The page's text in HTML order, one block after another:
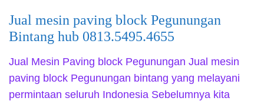
Jual mesin paving block Pegunungan
Bintang hub 0813.5495.4655
Jual Mesin Paving block Pegunungan Jual mesin
paving block Pegunungan bintang yang melayani
permintaan seluruh Indonesia Sebelumnya kita